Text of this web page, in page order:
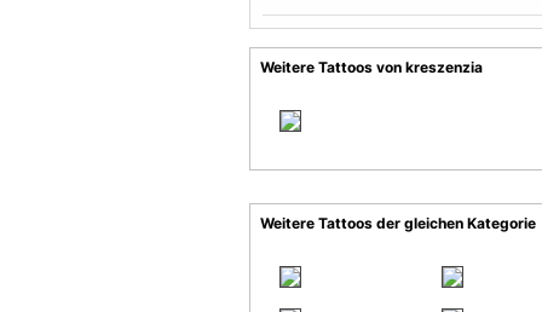
Weitere Tattoos von kreszenzia
Weitere Tattoos der gleichen Kategorie